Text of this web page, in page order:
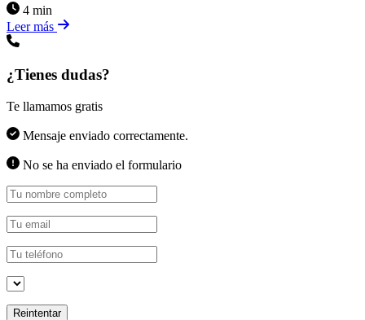
4 min
Leer más
¿Tienes dudas?
Te llamamos gratis
Mensaje enviado correctamente.
No se ha enviado el formulario
Reintentar